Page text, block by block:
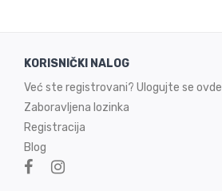
KORISNIČKI NALOG
Već ste registrovani? Ulogujte se ovde
Zaboravljena lozinka
Registracija
Blog